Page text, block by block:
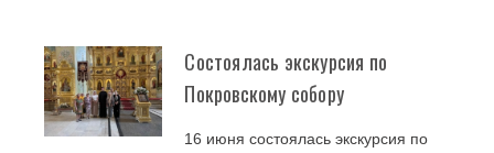
Состоялась экскурсия по
Покровскому собору
16 июня состоялась экскурсия по